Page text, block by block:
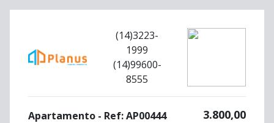
(14)3223-
1999
(14)99600-
8555
Apartamento - Ref: AP00444
3.800,00